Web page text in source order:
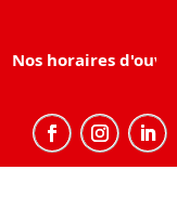
Nos horaires